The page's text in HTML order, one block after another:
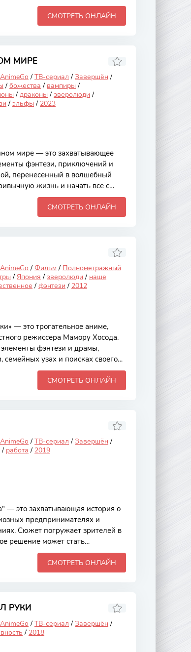
свои отношения. Фильм
за которую полюбилась
зрителям новые приключения,
на свежем воздухе. На
СМОТРЕТЬ ОНЛАЙН
МИРЕ
/ ТВ-сериал / Завершён /
/ божества / вампиры /
/ драконы / зверолюди /
/ эльфы / 2023
мире — это захватывающее
фэнтези, приключений и
перенесенный в волшебный
жизнь и начать все с
привлекает зрителей своей
и увлекательными
каждую серию интересной
с нуля, учится обрабатывать
СМОТРЕТЬ ОНЛАЙН
/ Фильм / Полнометражный
/ Япония / зверолюди / наше
/ фэнтези / 2012
— это трогательное аниме,
режиссера Мамору Хосода.
элементы фэнтези и драмы,
узах и поисках своего
в том, что главные
превращаться в волков, что
в их историю. Основной сюжет
смерти Хана
СМОТРЕТЬ ОНЛАЙН
/ ТВ-сериал / Завершён /
/ работа / 2019
— это захватывающая история о
предпринимателях и
Сюжет погружает зрителей в
решение может стать
идут рука об руку. Это аниме
сюжетом, но и
развиваются и
добиться успеха в
СМОТРЕТЬ ОНЛАЙН
РУКИ
/ ТВ-сериал / Завершён /
/ 2018